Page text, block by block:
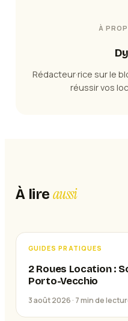
À
Rédacteur·rice sur le
réussir vos
À lire aussi
GUIDES PRATIQUES
2 Roues Location :
Porto-Vecchio
3 août 2026 · 7min de